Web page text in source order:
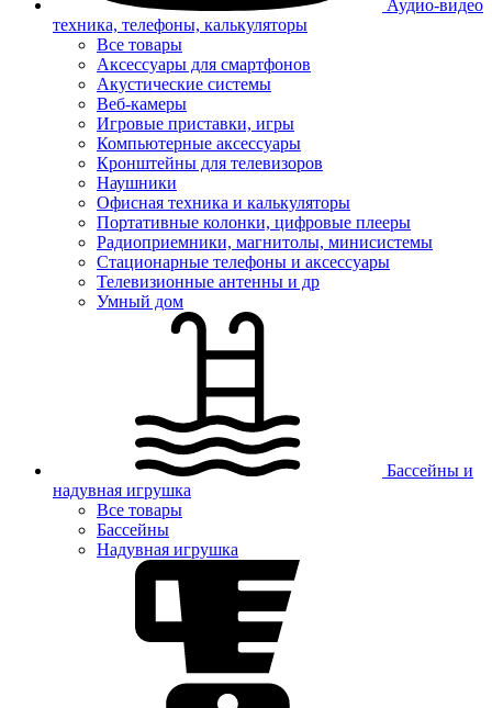
Аудио-видео
техника, телефоны, калькуляторы
Все товары
Аксессуары для смартфонов
Акустические системы
Веб-камеры
Игровые приставки, игры
Компьютерные аксессуары
Кронштейны для телевизоров
Наушники
Офисная техника и калькуляторы
Портативные колонки, цифровые плееры
Радиоприемники, магнитолы, минисистемы
Стационарные телефоны и аксессуары
Телевизионные антенны и др
Умный дом
Бассейны и
надувная игрушка
Все товары
Бассейны
Надувная игрушка